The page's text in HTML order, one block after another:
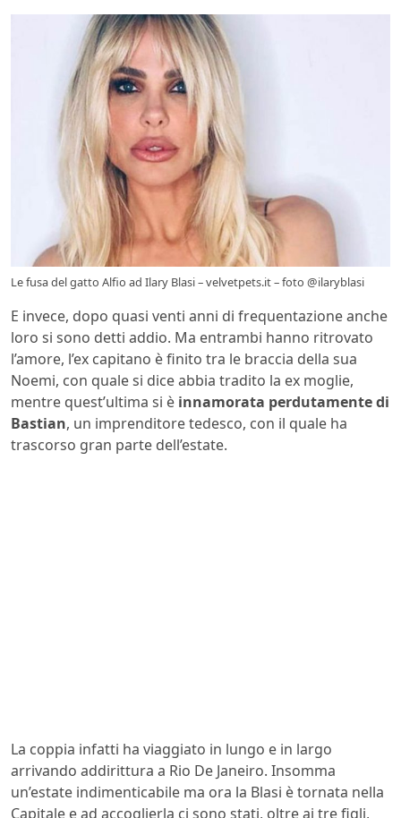
Le fusa del gatto Alfio ad Ilary Blasi – velvetpets.it – foto @ilaryblasi
E invece, dopo quasi venti anni di frequentazione anche
loro si sono detti addio. Ma entrambi hanno ritrovato
l’amore, l’ex capitano è finito tra le braccia della sua
Noemi, con quale si dice abbia tradito la ex moglie,
mentre quest’ultima si è innamorata perdutamente di
Bastian, un imprenditore tedesco, con il quale ha
trascorso gran parte dell’estate.
La coppia infatti ha viaggiato in lungo e in largo
arrivando addirittura a Rio De Janeiro. Insomma
un’estate indimenticabile ma ora la Blasi è tornata nella
Capitale e ad accoglierla ci sono stati, oltre ai tre figli,